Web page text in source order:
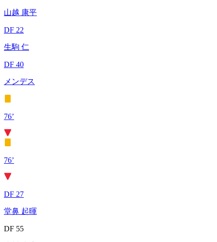
山越 康平
DF 22
生駒 仁
DF 40
メンデス
76’
76’
DF 27
堂鼻 起暉
DF 55